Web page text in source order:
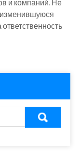
и компаний. Не